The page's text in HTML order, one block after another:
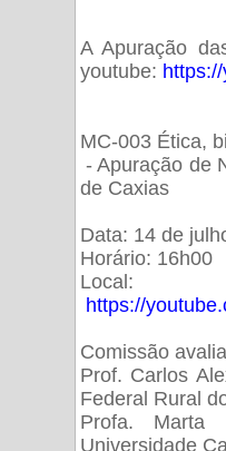
A Apuração
youtube:
MC-003 Ética,
- Apuração de
de Caxias
Data: 14 de
Horário: 16h00
Local:
https://
Comissão
Prof. Carlos
Federal Rural
Profa. Marta
Universidade